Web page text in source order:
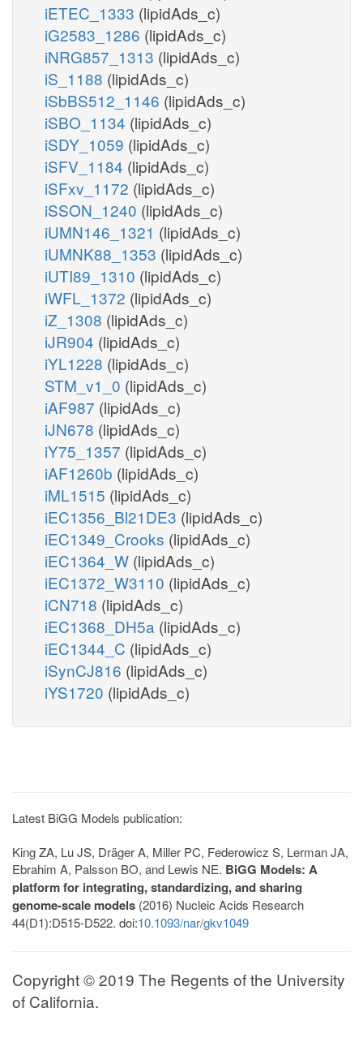
iETEC_1333 (lipidAds_c)
iG2583_1286 (lipidAds_c)
iNRG857_1313 (lipidAds_c)
iS_1188 (lipidAds_c)
iSbBS512_1146 (lipidAds_c)
iSBO_1134 (lipidAds_c)
iSDY_1059 (lipidAds_c)
iSFV_1184 (lipidAds_c)
iSFxv_1172 (lipidAds_c)
iSSON_1240 (lipidAds_c)
iUMN146_1321 (lipidAds_c)
iUMNK88_1353 (lipidAds_c)
iUTI89_1310 (lipidAds_c)
iWFL_1372 (lipidAds_c)
iZ_1308 (lipidAds_c)
iJR904 (lipidAds_c)
iYL1228 (lipidAds_c)
STM_v1_0 (lipidAds_c)
iAF987 (lipidAds_c)
iJN678 (lipidAds_c)
iY75_1357 (lipidAds_c)
iAF1260b (lipidAds_c)
iML1515 (lipidAds_c)
iEC1356_Bl21DE3 (lipidAds_c)
iEC1349_Crooks (lipidAds_c)
iEC1364_W (lipidAds_c)
iEC1372_W3110 (lipidAds_c)
iCN718 (lipidAds_c)
iEC1368_DH5a (lipidAds_c)
iEC1344_C (lipidAds_c)
iSynCJ816 (lipidAds_c)
iYS1720 (lipidAds_c)
Latest BiGG Models publication:
King ZA, Lu JS, Dräger A, Miller PC, Federowicz S, Lerman JA,
Ebrahim A, Palsson BO, and Lewis NE. BiGG Models: A
platform for integrating, standardizing, and sharing
genome-scale models (2016) Nucleic Acids Research
44(D1):D515-D522. doi:10.1093/nar/gkv1049
Copyright © 2019 The Regents of the University
of California.